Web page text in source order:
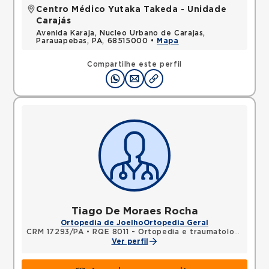
Compartilhe este perfil
Centro Médico Yutaka Takeda - Unidade
Carajás
Avenida Karaja, Nucleo Urbano de Carajas,
Parauapebas, PA, 68515000 •
Mapa
Tiago De Moraes Rocha
Ortopedia de JoelhoOrtopedia Geral
CRM 17293/PA •
RQE 8011 - Ortopedia e traumatologia
Ver perfil